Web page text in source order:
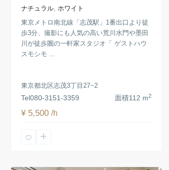
ナチュラル, ホワイト
東京メトロ南北線「志茂駅」1番出口より徒
歩3分、撮影にも人気の高い荒川水門や墨田
川が徒歩圏の一軒家スタジオ「 ゲストハウ
スモシモ ...
東京都北区志茂3丁目27−2
Tel080-3151-3359 面積112 m2
¥ 5,500 /h